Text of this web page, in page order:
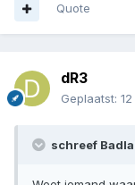
Quote
dR3
Geplaatst:
schreef